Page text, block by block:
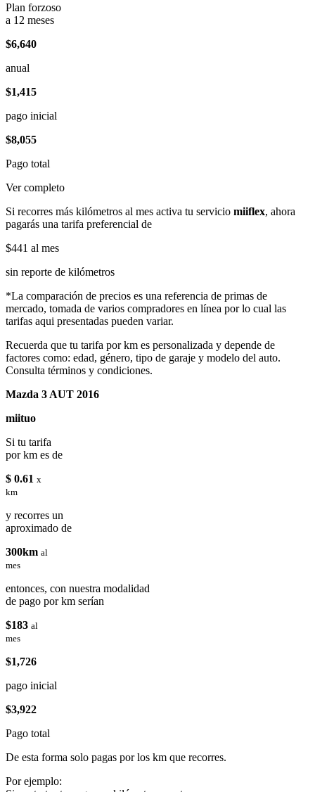
Plan forzoso
a 12 meses
$6,640
anual
$1,415
pago inicial
$8,055
Pago total
Ver completo
Si recorres más kilómetros al mes activa tu servicio miiflex, ahora
pagarás una tarifa preferencial de
$441 al mes
sin reporte de kilómetros
*La comparación de precios es una referencia de primas de
mercado, tomada de varios compradores en línea por lo cual las
tarifas aqui presentadas pueden variar.
Recuerda que tu tarifa por km es personalizada y depende de
factores como: edad, género, tipo de garaje y modelo del auto.
Consulta términos y condiciones.
Mazda 3 AUT 2016
miituo
Si tu tarifa
por km es de
$ 0.61 x
km
y recorres un
aproximado de
300km al
mes
entonces, con nuestra modalidad
de pago por km serían
$183 al
mes
$1,726
pago inicial
$3,922
Pago total
De esta forma solo pagas por los km que recorres.
Por ejemplo: